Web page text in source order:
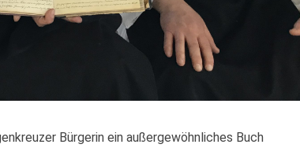
Bürgerin ein außergewöhnliches Buch